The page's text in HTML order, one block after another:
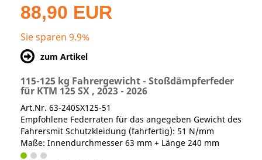
88,90 EUR
Sie sparen 9.9%
zum Artikel
115-125 kg Fahrergewicht - Stoßdämpferfeder
für KTM 125 SX , 2023 - 2026
Art.Nr. 63-240SX125-51
Empfohlene Federraten für das angegeben Gewicht des
Fahrersmit Schutzkleidung (fahrfertig): 51 N/mm
Maße: Innendurchmesser 63 mm + Länge 240 mm